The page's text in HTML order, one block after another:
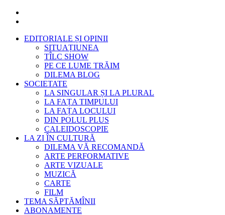
EDITORIALE ȘI OPINII
SITUAȚIUNEA
TÎLC SHOW
PE CE LUME TRĂIM
DILEMA BLOG
SOCIETATE
LA SINGULAR ȘI LA PLURAL
LA FAȚA TIMPULUI
LA FAȚA LOCULUI
DIN POLUL PLUS
CALEIDOSCOPIE
LA ZI ÎN CULTURĂ
DILEMA VĂ RECOMANDĂ
ARTE PERFORMATIVE
ARTE VIZUALE
MUZICĂ
CARTE
FILM
TEMA SĂPTĂMÎNII
ABONAMENTE